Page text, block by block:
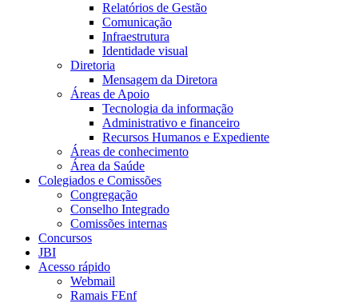
Relatórios de Gestão
Comunicação
Infraestrutura
Identidade visual
Diretoria
Mensagem da Diretora
Áreas de Apoio
Tecnologia da informação
Administrativo e financeiro
Recursos Humanos e Expediente
Áreas de conhecimento
Área da Saúde
Colegiados e Comissões
Congregação
Conselho Integrado
Comissões internas
Concursos
JBI
Acesso rápido
Webmail
Ramais FEnf